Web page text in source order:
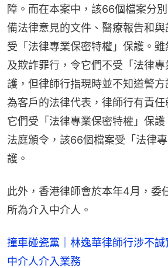
障。而在本案中，該66個檔案分
備法律意見的文件、醫療報告和與
受「法律專業保密特權」保護。
及欺詐罪行，令它們不受「法律
護，但律師行指現時並不知道警
為客戶的法律代表，律師行有責
它們受「法律專業保密特權」保
法庭頒令，該66個檔案受「法律
護。
此外，香港律師會於本年4月，委
所為介入中介人。
撞車碰瓷黨｜林逸華律師行涉不
中介人介入業務